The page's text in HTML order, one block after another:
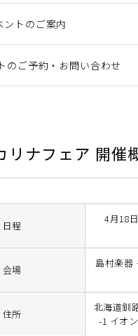
ントのご案内
のご予約・お問い合わせ
リナフェア 開催
日程
4月18
会場
島村楽器
住所
北海道釧
-1 イオ